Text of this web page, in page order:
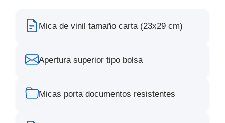
Mica de vinil tamaño carta (23x29 cm)
Apertura superior tipo bolsa
Micas porta documentos resistentes